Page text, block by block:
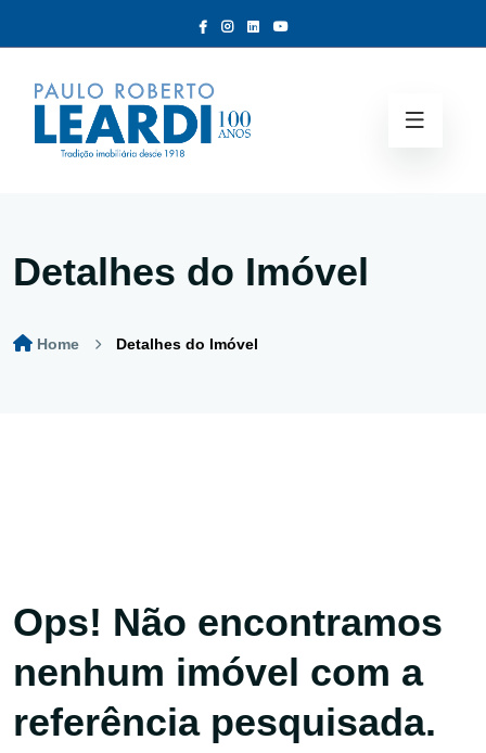
Detalhes do Imóvel
Home Detalhes do Imóvel
Ops! Não encontramos
nenhum imóvel com a
referência pesquisada.